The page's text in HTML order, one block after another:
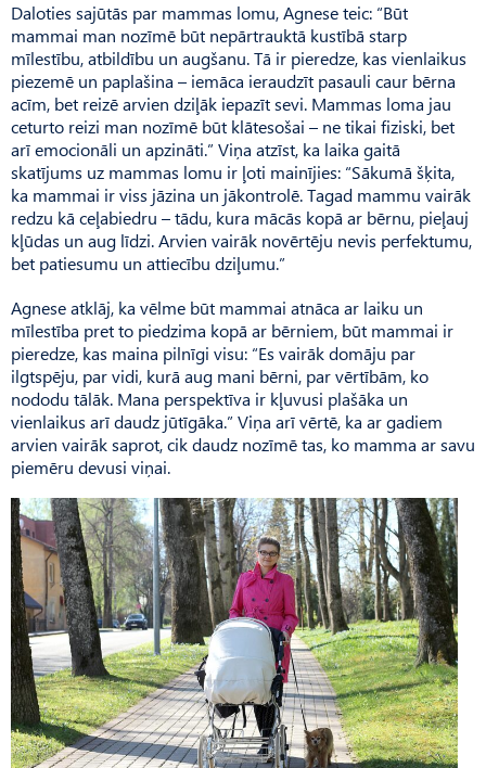
Daloties sajūtās par mammas lomu, Agnese teic: “Būt
mammai man nozīmē būt nepārtrauktā kustībā starp
mīlestību, atbildību un augšanu. Tā ir pieredze, kas vienlaikus
piezemē un paplašina – iemāca ieraudzīt pasauli caur bērna
acīm, bet reizē arvien dziļāk iepazīt sevi. Mammas loma jau
ceturto reizi man nozīmē būt klātesošai – ne tikai fiziski, bet
arī emocionāli un apzināti.” Viņa atzīst, ka laika gaitā
skatījums uz mammas lomu ir ļoti mainījies: “Sākumā šķita,
ka mammai ir viss jāzina un jākontrolē. Tagad mammu vairāk
redzu kā ceļabiedru – tādu, kura mācās kopā ar bērnu, pieļauj
kļūdas un aug līdzi. Arvien vairāk novērtēju nevis perfektumu,
bet patiesumu un attiecību dziļumu.”
Agnese atklāj, ka vēlme būt mammai atnāca ar laiku un
mīlestība pret to piedzima kopā ar bērniem, būt mammai ir
pieredze, kas maina pilnīgi visu: “Es vairāk domāju par
ilgtspēju, par vidi, kurā aug mani bērni, par vērtībām, ko
nododu tālāk. Mana perspektīva ir kļuvusi plašāka un
vienlaikus arī daudz jūtīgāka.” Viņa arī vērtē, ka ar gadiem
arvien vairāk saprot, cik daudz nozīmē tas, ko mamma ar savu
piemēru devusi viņai.